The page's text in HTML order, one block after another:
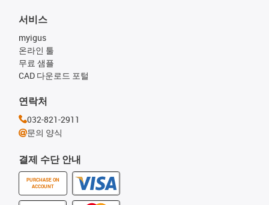
결제 수단 안내
PURCHASE ON
ACCOUNT
서비스
myigus
온라인 툴
무료 샘플
CAD 다운로드 포털
연락처
032-821-2911
문의 양식